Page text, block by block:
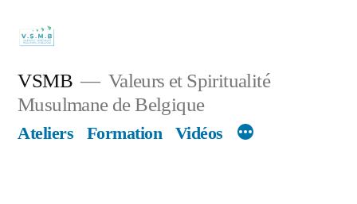
content
VSMB
Valeurs et Spiritualité
Musulmane de Belgique
Ateliers Formation Vidéos